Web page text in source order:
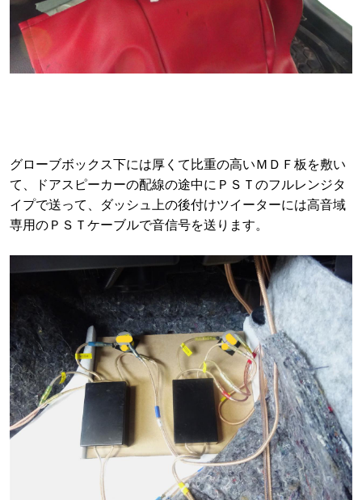
グローブボックス下には厚くて比重の高いＭＤＦ板を敷い
て、ドアスピーカーの配線の途中にＰＳＴのフルレンジタ
イプで送って、ダッシュ上の後付けツイーターには高音域
専用のＰＳＴケーブルで音信号を送ります。